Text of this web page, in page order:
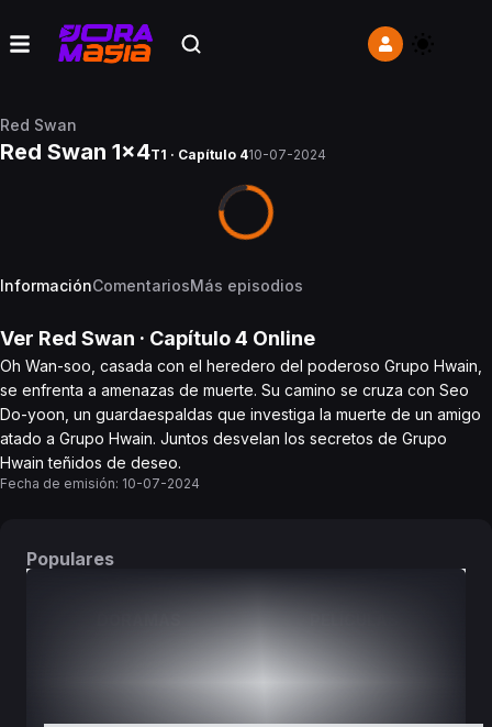
Red Swan
Red Swan 1x4T1 · Capítulo 410-07-2024
InformaciónComentariosMás episodios
Ver Red Swan · Capítulo4 Online
Oh Wan-soo, casada con el heredero del poderoso Grupo Hwain,
se enfrenta a amenazas de muerte. Su camino se cruza con Seo
Do-yoon, un guardaespaldas que investiga la muerte de un amigo
atado a Grupo Hwain. Juntos desvelan los secretos de Grupo
Hwain teñidos de deseo.
Fecha de emisión: 10-07-2024
Populares